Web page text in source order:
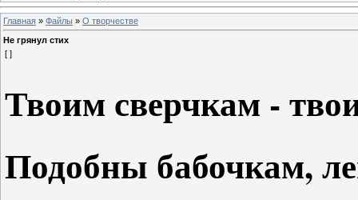
Главная » Файлы » О творчестве
Не грянул стих
[ ]
Твоим сверчкам -
Подобны бабочкам,